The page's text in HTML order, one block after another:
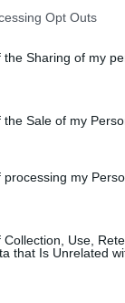
Opt Outs
Sharing of my
Sale of my
my
Use,
that Is Unrelated